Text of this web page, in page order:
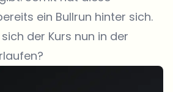
ein Bullrun hinter sich.
der Kurs nun in der